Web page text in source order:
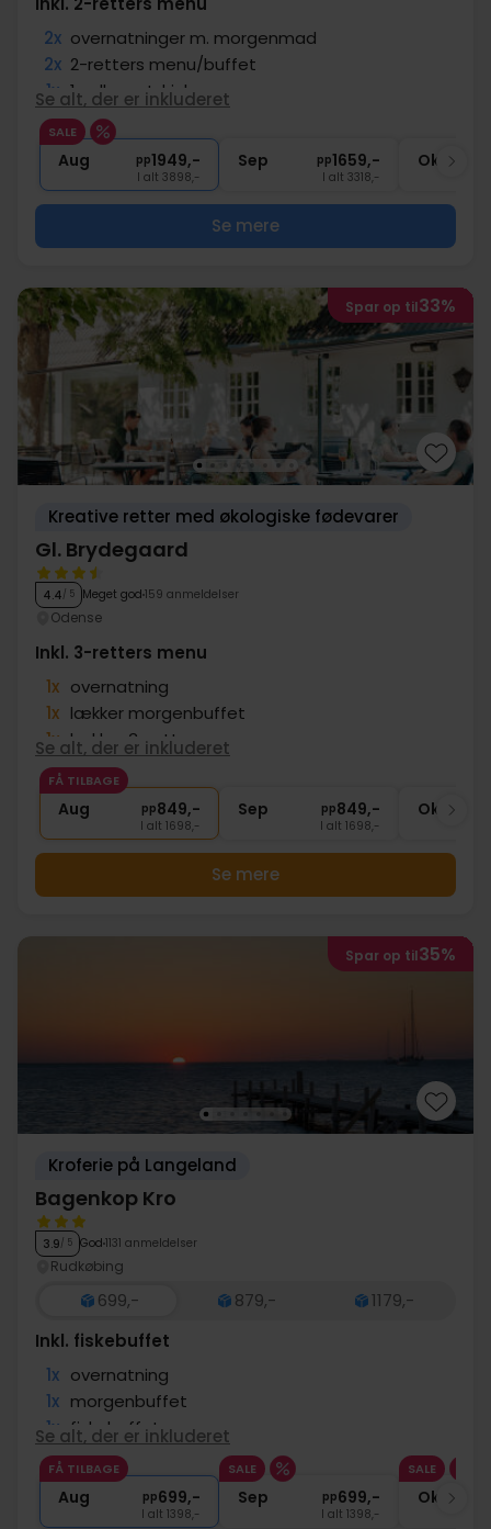
2x overnatninger m. morgenmad
2x 2-retters menu/buffet
1x 1 velkomstdrink
1x fl. vin pr. værelse ved afrejse
1x Adgang til sauna
Se alt, der er inkluderet
SALE
Aug pp1949,-
I alt 3898,-
Sep pp1659,-
I alt 3318,-
Okt
Se mere
Spar op til33%
Kreative retter med økologiske fødevarer
Gl. Brydegaard
4.4/ 5 Meget god 159 anmeldelser
Odense
Inkl. 3-retters menu
1x overnatning
1x lækker morgenbuffet
1x lækker 3-retters menu
1x kaffe/te og hjemmebagt brunsviger
∞ Gratis wifi
Se alt, der er inkluderet
FÅ TILBAGE
Aug pp849,-
I alt 1698,-
Sep pp849,-
I alt 1698,-
Okt
Se mere
Spar op til35%
Kroferie på Langeland
Bagenkop Kro
3.9/ 5 God 1131 anmeldelser
Rudkøbing
699,- 879,-
1179,-
Inkl. fiskebuffet
1x overnatning
1x morgenbuffet
1x fiskebuffet
1x kaffe/te og kage på ankomstdagen
∞ Gratis internet og parkering
Se alt, der er inkluderet
FÅ TILBAGE
Aug pp699,-
I alt 1398,-
SALE
Sep pp699,-
I alt 1398,-
SALE
Okt